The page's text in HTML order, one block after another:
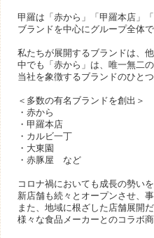
甲羅は「赤から」「甲羅本店」
ブランドを中心にグループ全体
私たちが展開するブランドは、
中でも「赤から」は、唯一無二
当社を象徴するブランドのひとつ
＜多数の有名ブランドを創出＞
・赤から
・甲羅本店
・カルビ一丁
・大東園
・赤豚屋 など
コロナ禍においても成長の勢いを
新店舗も続々とオープンさせ、
また、地域に根ざした店舗展開だ
様々な食品メーカーとのコラボ